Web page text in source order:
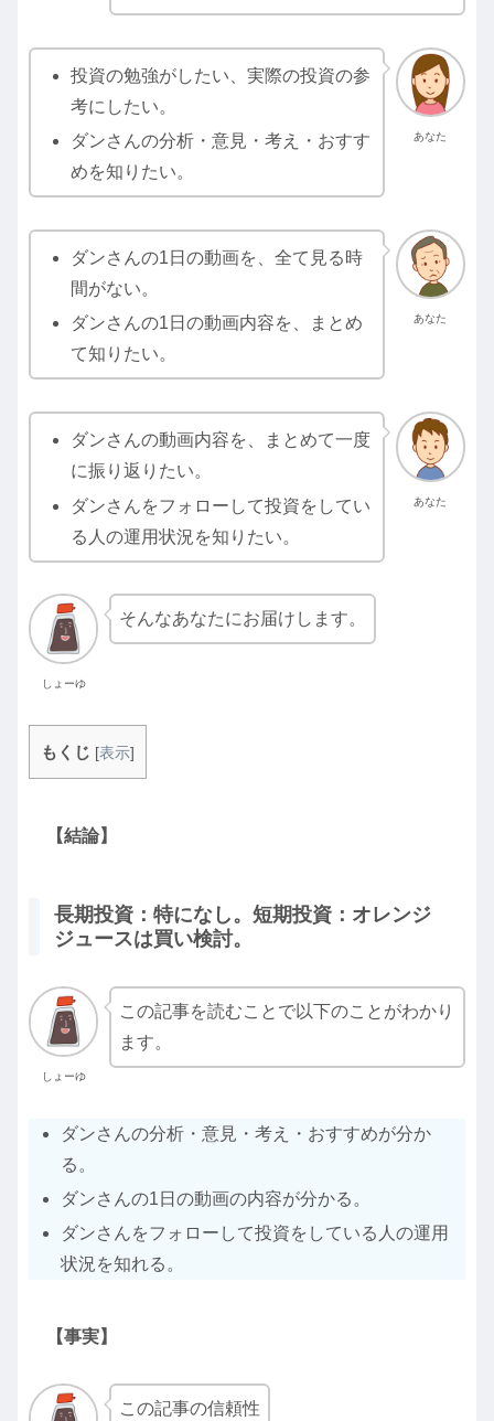
あなた
投資の勉強がしたい、実際の投資の参
考にしたい。
ダンさんの分析・意見・考え・おすす
めを知りたい。
あなた
ダンさんの1日の動画を、全て見る時
間がない。
ダンさんの1日の動画内容を、まとめ
て知りたい。
あなた
ダンさんの動画内容を、まとめて一度
に振り返りたい。
ダンさんをフォローして投資をしてい
る人の運用状況を知りたい。
しょーゆ
そんなあなたにお届けします。
もくじ [表示]
【結論】
長期投資：特になし。短期投資：オレンジ
ジュースは買い検討。
しょーゆ
この記事を読むことで以下のことがわかり
ます。
ダンさんの分析・意見・考え・おすすめが分か
る。
ダンさんの1日の動画の内容が分かる。
ダンさんをフォローして投資をしている人の運用
状況を知れる。
【事実】
この記事の信頼性